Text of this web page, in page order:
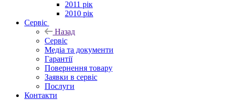
2011 рік
2010 рік
Сервіс
Назад
Сервіс
Медіа та документи
Гарантії
Повернення товару
Заявки в сервіс
Послуги
Контакти